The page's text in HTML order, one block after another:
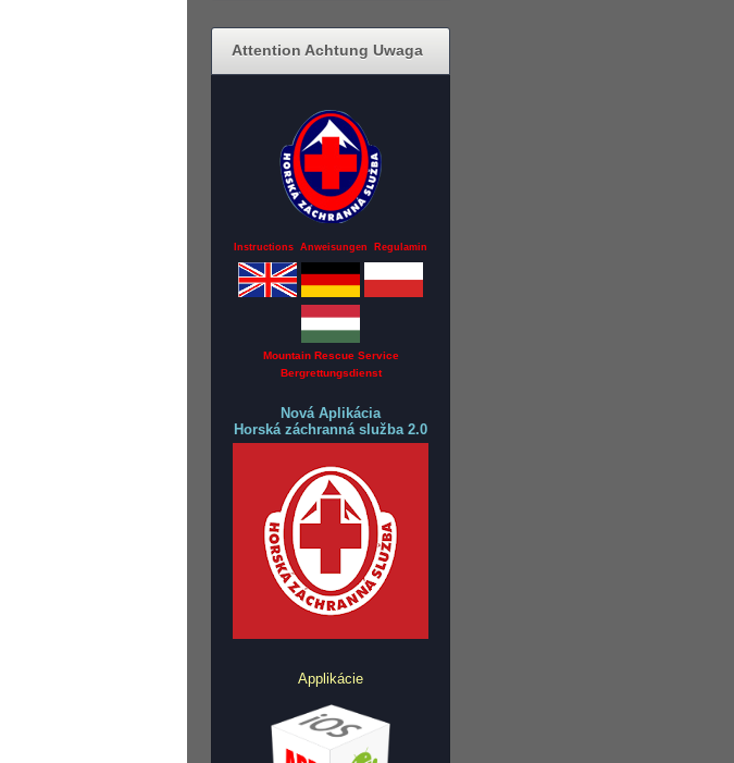
Attention Achtung Uwaga
Instructions Anweisungen Regulamin
Mountain Rescue Service
Bergrettungsdienst
Nová Aplikácia
Horská záchranná služba 2.0
Applikácie